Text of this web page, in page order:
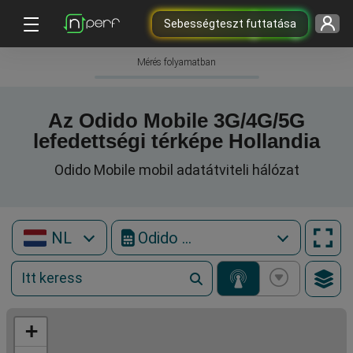
Sebességteszt futtatása
Mérés folyamatban
Az Odido Mobile 3G/4G/5G
lefedettségi térképe Hollandia
Odido Mobile mobil adatátviteli hálózat
NL Odido Mobile
+